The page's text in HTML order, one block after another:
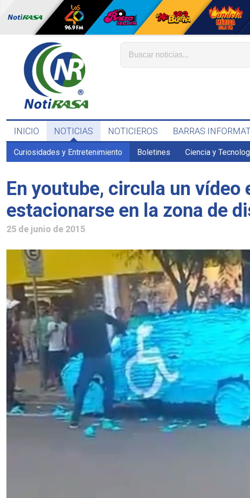
INICIO NOTICIAS NOTICIEROS BARRAS
Curiosidades y Entretenimiento Boletines Ciencia y
En youtube, circula un vídeo
estacionarse en la zona de
25 de junio de 2015